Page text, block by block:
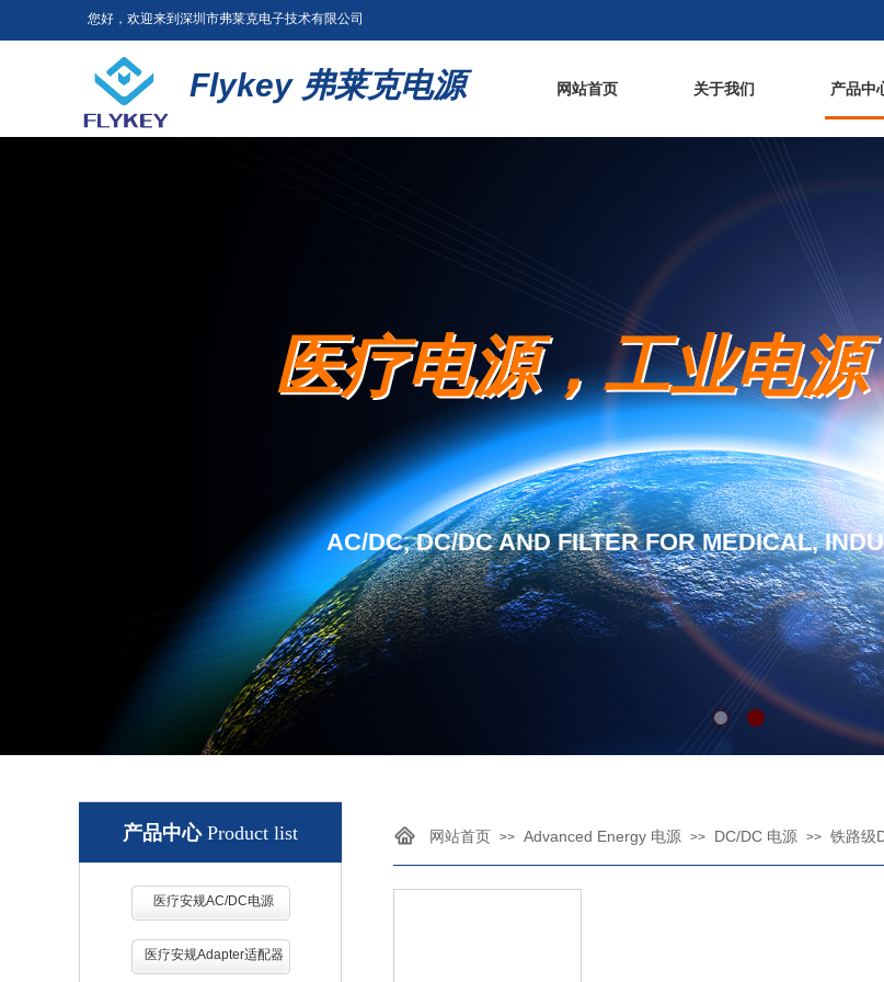
您好，欢迎来到深圳市弗莱克电子技术有限公司
网站首页 关于我们 产品中
Flykey 弗莱克电源
医疗电源，工业电
AC/DC, DC/DC AND FILTER FOR MEDICAL,
产品中心 Product list
医疗安规AC/DC电源
医疗安规Adapter适配器
网站首页 >> Advanced Energy 电源 >> DC/DC 电源 >> 铁路级